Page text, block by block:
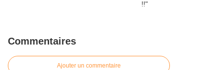
Commentaires
Ajouter un commentaire